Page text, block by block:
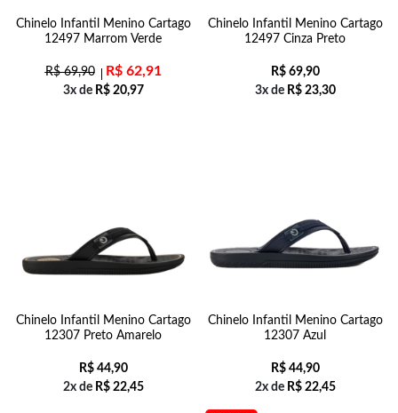
Chinelo Infantil Menino Cartago
12497 Marrom Verde
R$69,90 R$62,91
3x de R$20,97
Chinelo Infantil Menino Cartago
12497 Cinza Preto
R$69,90
3x de R$23,30
Chinelo Infantil Menino Cartago
12307 Preto Amarelo
R$44,90
2x de R$22,45
Chinelo Infantil Menino Cartago
12307 Azul
R$44,90
2x de R$22,45